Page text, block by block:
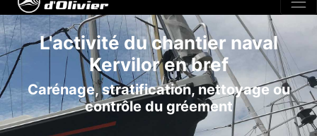
L'activité du chantier naval
Kervilor en bref
Carénage, stratification, nettoyage ou
contrôle du gréement